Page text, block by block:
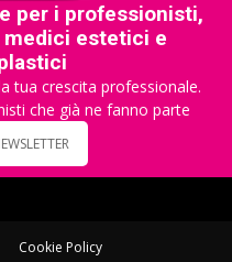
per i professionisti,
estetici e
tua crescita professionale.
che già ne fanno parte
Cookie Policy